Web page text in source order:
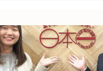
賛をはじめとして、食育
、社会貢献活動を通じて
しています。